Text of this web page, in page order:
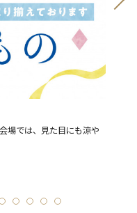
場では、見た目にも涼や